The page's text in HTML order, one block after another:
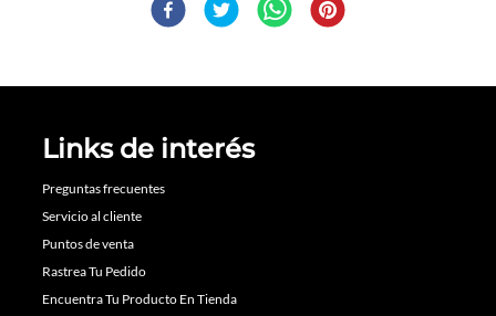
Links de interés
Preguntas frecuentes
Servicio al cliente
Puntos de venta
Rastrea Tu Pedido
Encuentra Tu Producto En Tienda